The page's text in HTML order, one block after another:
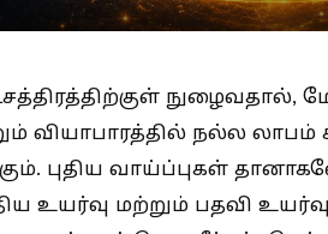
நுழைவதால்,
வியாபாரத்தில் நல்ல லாபம்
புதிய வாய்ப்புகள்
உயர்வு மற்றும் பதவி